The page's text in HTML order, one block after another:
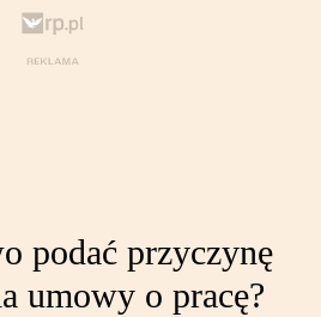
podać przyczynę
umowy o pracę?